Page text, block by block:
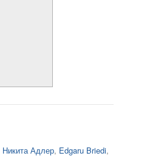
Никита Адлер, Edgaru Briedi,